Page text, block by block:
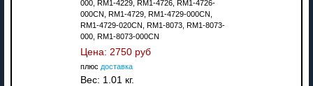
000, RM1-4229, RM1-4726, RM1-4726-
000CN, RM1-4729, RM1-4729-000CN,
RM1-4729-020CN, RM1-8073, RM1-8073-
000, RM1-8073-000CN
Цена: 2750 руб
плюс доставка
Вес: 1.01 кг.